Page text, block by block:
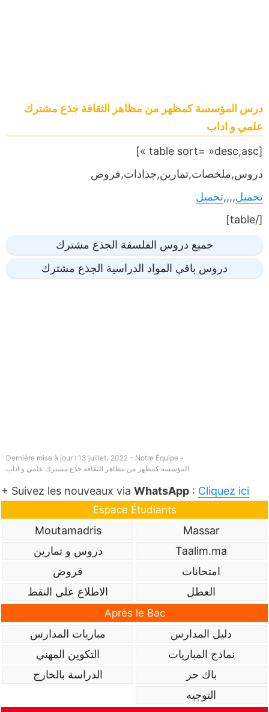
درس المؤسسة كمظهر من مظاهر الثقافة جذع مشترك
علمي و اداب
[table sort= »desc,asc »]
دروس,ملخصات,تمارين,جذاذات,فروض
تحميل,,,,تحميل
[/table]
جميع دروس الفلسفة الجذع مشترك
دروس باقي المواد الدراسية الجذع مشترك
Dernière mise à jour : 13 juillet، 2022 - Notre Équipe -
المؤسسة كمظهر من مظاهر الثقافة جذع مشترك علمي و اداب
+ Suivez les nouveaux via WhatsApp : Cliquez ici
Espace Étudiants
Massar
Moutamadris
Taalim.ma
دروس و تمارين
امتحانات
فروض
العطل
الاطلاع على النقط
Après le Bac
دليل المدارس
مباريات المدارس
نماذج المباريات
التكوين المهني
باك حر
الدراسة بالخارج
التوجيه